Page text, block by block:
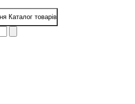
Каталог товарів